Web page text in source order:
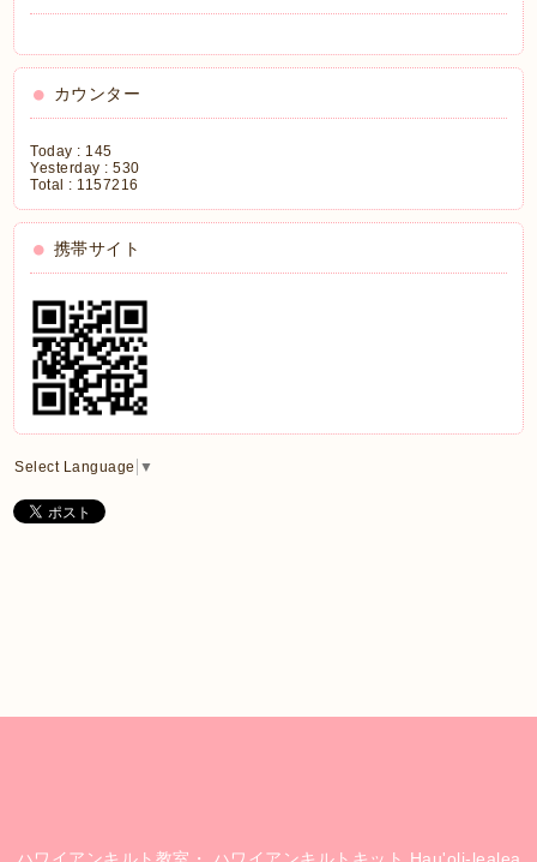
カウンター
Today : 145
Yesterday :530
Total : 1157216
携帯サイト
Select Language ▼